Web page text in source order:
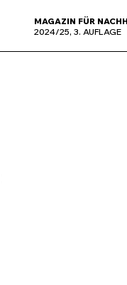
MAGAZIN FÜR
2024/25, 3. AUFLAGE